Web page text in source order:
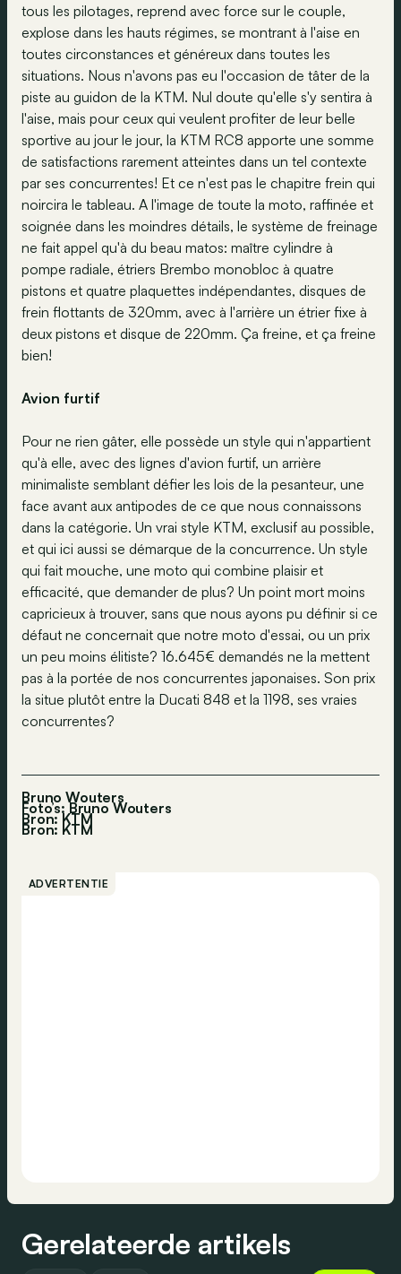
tous les pilotages, reprend avec force sur le couple,
explose dans les hauts régimes, se montrant à l'aise en
toutes circonstances et généreux dans toutes les
situations. Nous n'avons pas eu l'occasion de tâter de la
piste au guidon de la KTM. Nul doute qu'elle s'y sentira à
l'aise, mais pour ceux qui veulent profiter de leur belle
sportive au jour le jour, la KTM RC8 apporte une somme
de satisfactions rarement atteintes dans un tel contexte
par ses concurrentes! Et ce n'est pas le chapitre frein qui
noircira le tableau. A l'image de toute la moto, raffinée et
soignée dans les moindres détails, le système de freinage
ne fait appel qu'à du beau matos: maître cylindre à
pompe radiale, étriers Brembo monobloc à quatre
pistons et quatre plaquettes indépendantes, disques de
frein flottants de 320mm, avec à l'arrière un étrier fixe à
deux pistons et disque de 220mm. Ça freine, et ça freine
bien!
Avion furtif
Pour ne rien gâter, elle possède un style qui n'appartient
qu'à elle, avec des lignes d'avion furtif, un arrière
minimaliste semblant défier les lois de la pesanteur, une
face avant aux antipodes de ce que nous connaissons
dans la catégorie. Un vrai style KTM, exclusif au possible,
et qui ici aussi se démarque de la concurrence. Un style
qui fait mouche, une moto qui combine plaisir et
efficacité, que demander de plus? Un point mort moins
capricieux à trouver, sans que nous ayons pu définir si ce
défaut ne concernait que notre moto d'essai, ou un prix
un peu moins élitiste? 16.645€ demandés ne la mettent
pas à la portée de nos concurrentes japonaises. Son prix
la situe plutôt entre la Ducati 848 et la 1198, ses vraies
concurrentes?
Bruno Wouters
Foto’s: Bruno Wouters
Bron: KTM
Bron: KTM
ADVERTENTIE
Gerelateerde artikels